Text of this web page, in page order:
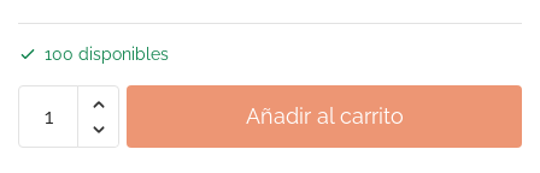
100 disponibles
Pantalones
Ibicencos
Añadir al carrito